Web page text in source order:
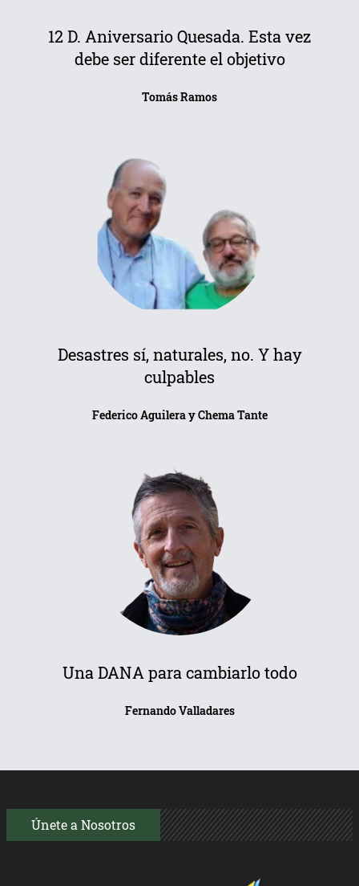
12 D. Aniversario Quesada. Esta vez
debe ser diferente el objetivo
Tomás Ramos
Desastres sí, naturales, no. Y hay
culpables
Federico Aguilera y Chema Tante
Una DANA para cambiarlo todo
Fernando Valladares
Únete a Nosotros